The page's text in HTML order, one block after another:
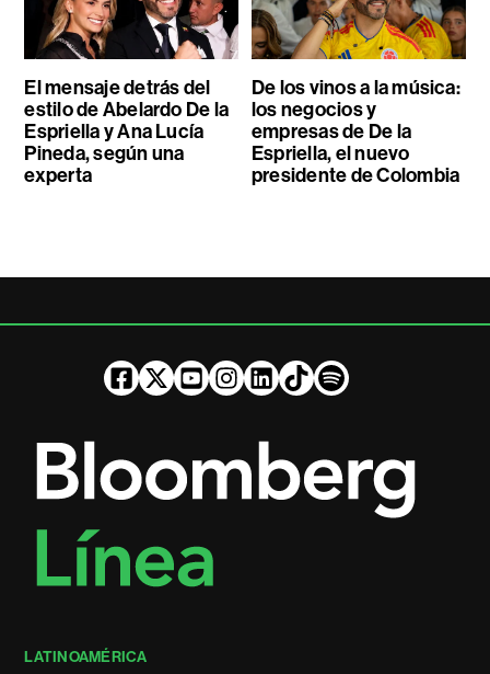
El mensaje detrás del
estilo de Abelardo De la
Espriella y Ana Lucía
Pineda, según una
experta
De los vinos a la música:
los negocios y
empresas de De la
Espriella, el nuevo
presidente de Colombia
LATINOAMÉRICA